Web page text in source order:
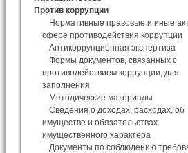
Против коррупции
Нормативные правовые и иные
сфере противодействия коррупции
Антикоррупционная экспертиза
Формы документов, связанных с
противодействием коррупции, для
заполнения
Методические материалы
Сведения о доходах, расходах, об
имуществе и обязательствах
имущественного характера
Документы по соблюдению